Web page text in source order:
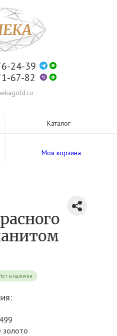
24-39
67-82
Каталог
Моя корзина
в наличии
золото